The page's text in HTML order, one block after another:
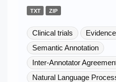
TXT ZIP
Clinical trials
Semantic Annotation
Inter-Annotator
Natural Language